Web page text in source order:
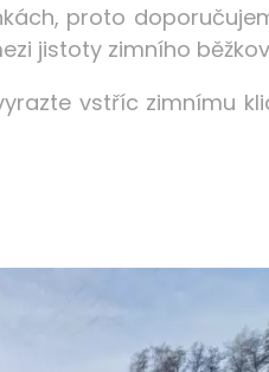
proto
jistoty zimního
vstříc zimnímu